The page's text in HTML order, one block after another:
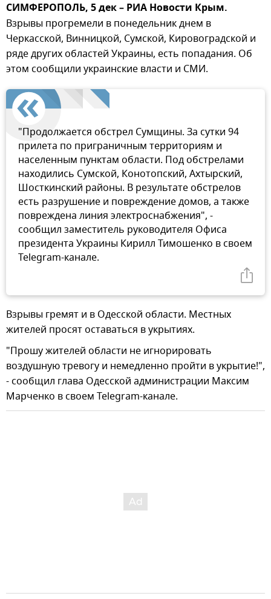
СИМФЕРОПОЛЬ, 5 дек – РИА Новости Крым.
Взрывы прогремели в понедельник днем в
Черкасской, Винницкой, Сумской, Кировоградской и
ряде других областей Украины, есть попадания. Об
этом сообщили украинские власти и СМИ.
"Продолжается обстрел Сумщины. За сутки 94
прилета по приграничным территориям и
населенным пунктам области. Под обстрелами
находились Сумской, Конотопский, Ахтырский,
Шосткинский районы. В результате обстрелов
есть разрушение и повреждение домов, а также
повреждена линия электроснабжения", -
сообщил заместитель руководителя Офиса
президента Украины Кирилл Тимошенко в своем
Telegram-канале.
Взрывы гремят и в Одесской области. Местных
жителей просят оставаться в укрытиях.
"Прошу жителей области не игнорировать
воздушную тревогу и немедленно пройти в укрытие!",
- сообщил глава Одесской администрации Максим
Марченко в своем Telegram-канале.